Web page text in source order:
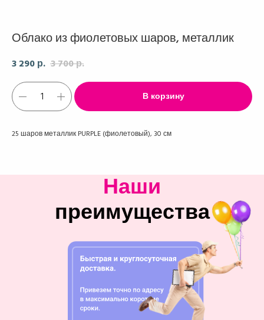
Облако из фиолетовых шаров, металлик
3 290 р. 3 700р.
В корзину
25 шаров металлик PURPLE (фиолетовый), 30 см
Наши
преимущества